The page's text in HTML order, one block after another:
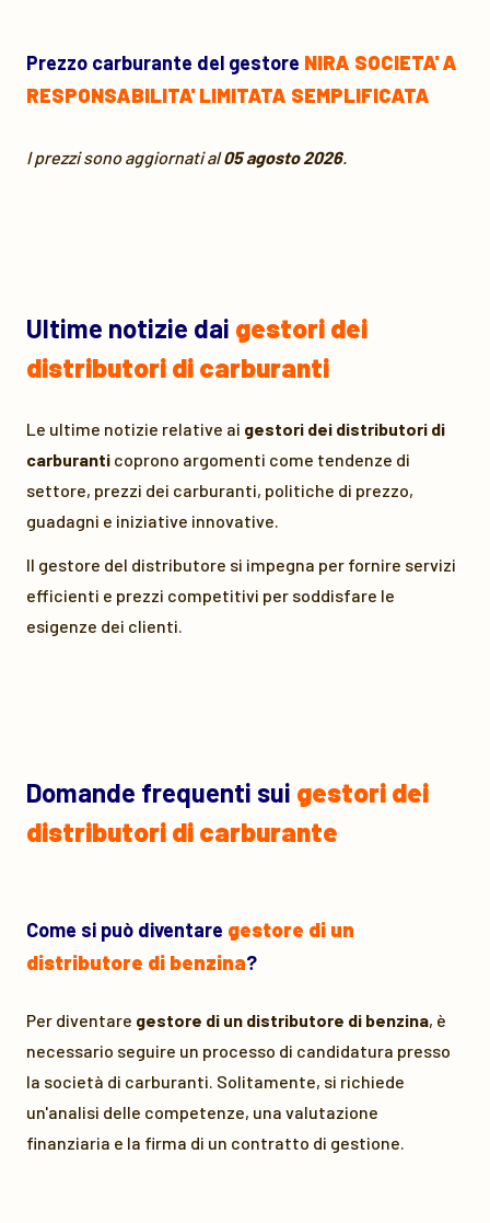
Prezzo carburante del gestore NIRA SOCIETA' A
RESPONSABILITA' LIMITATA SEMPLIFICATA
I prezzi sono aggiornati al05 agosto 2026.
Ultime notizie dai gestori dei
distributori di carburanti
Le ultime notizie relative ai gestori dei distributori di
carburanti coprono argomenti come tendenze di
settore, prezzi dei carburanti, politiche di prezzo,
guadagni e iniziative innovative.
Il gestore del distributore si impegna per fornire servizi
efficienti e prezzi competitivi per soddisfare le
esigenze dei clienti.
Domande frequenti sui gestori dei
distributori di carburante
Come si può diventare gestore di un
distributore di benzina?
Per diventare gestore di un distributore di benzina, è
necessario seguire un processo di candidatura presso
la società di carburanti. Solitamente, si richiede
un'analisi delle competenze, una valutazione
finanziaria e la firma di un contratto di gestione.